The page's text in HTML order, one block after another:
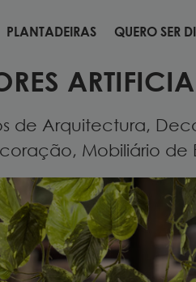
PLANTADEIRAS QUERO SER
PLANTADEIRAS QUERO SER
de Arquitectura,
Mobiliário de